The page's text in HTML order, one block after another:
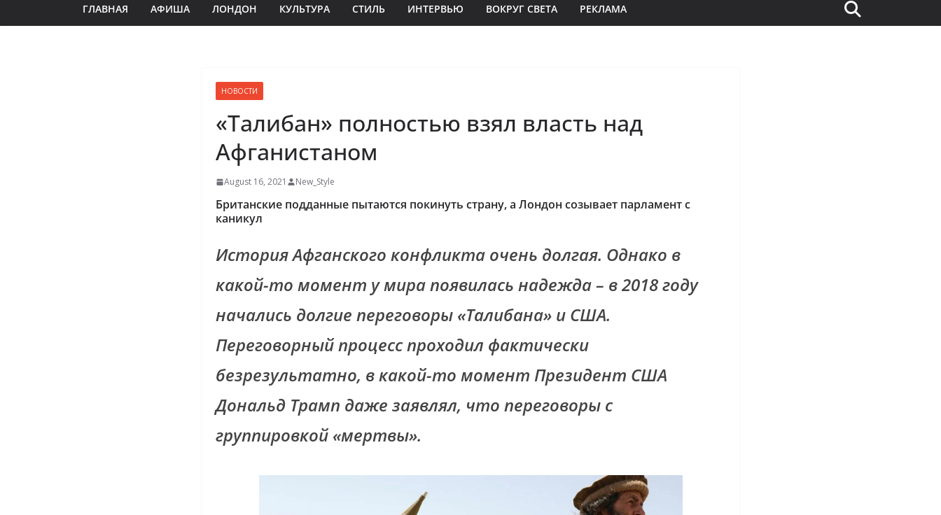
ГЛАВНАЯ АФИША ЛОНДОН КУЛЬТУРА СТИЛЬ ИНТЕРВЬЮ ВОКРУГ СВЕТА РЕКЛАМА
НОВОСТИ
«Талибан» полностью взял власть над
Афганистаном
August 16, 2021 New_Style
Британские подданные пытаются покинуть страну, а Лондон созывает парламент с
каникул
История Афганского конфликта очень долгая. Однако в
какой-то момент у мира появилась надежда– в 2018 году
начались долгие переговоры «Талибана» и США.
Переговорный процесс проходил фактически
безрезультатно, в какой-то момент Президент США
Дональд Трамп даже заявлял, что переговоры с
группировкой «мертвы».